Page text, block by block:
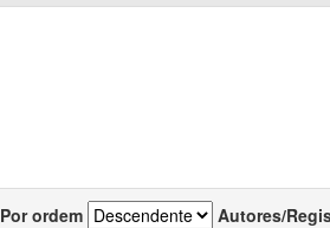
Por ordem Autores/